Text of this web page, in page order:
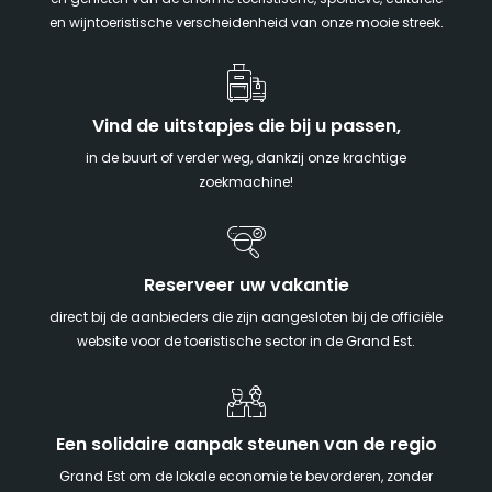
en wijntoeristische verscheidenheid van onze mooie streek.
Vind de uitstapjes die bij u passen,
in de buurt of verder weg, dankzij onze krachtige
zoekmachine!
Reserveer uw vakantie
direct bij de aanbieders die zijn aangesloten bij de officiële
website voor de toeristische sector in de Grand Est.
Een solidaire aanpak steunen van de regio
Grand Est om de lokale economie te bevorderen, zonder